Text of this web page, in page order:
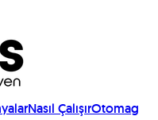
Nasıl ÇalışırOtomag